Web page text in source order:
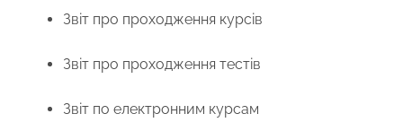
Звіт про проходження курсів
Звіт про проходження тестів
Звіт по електронним курсам